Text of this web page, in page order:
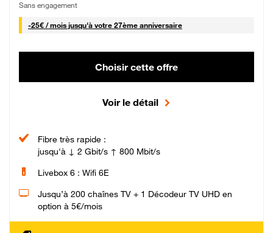
Sans engagement
-25€ / mois25 € par mois
jusqu'à votre 27ème anniversaire
Choisir cette offre
Voir le détail
Fibre très rapide :
jusqu'à ↓ 2 Gbit/s ↑ 800 Mbit/s
Livebox 6 : Wifi 6E
Jusqu’à 200 chaînes TV + 1 Décodeur TV UHD en
option à 5€/mois